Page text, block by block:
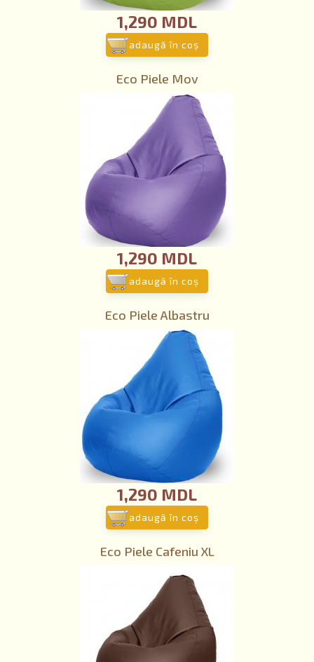
1,290 MDL
adaugă în coş
Eco Piele Mov
1,290 MDL
adaugă în coş
Eco Piele Albastru
1,290 MDL
adaugă în coş
Eco Piele Cafeniu XL